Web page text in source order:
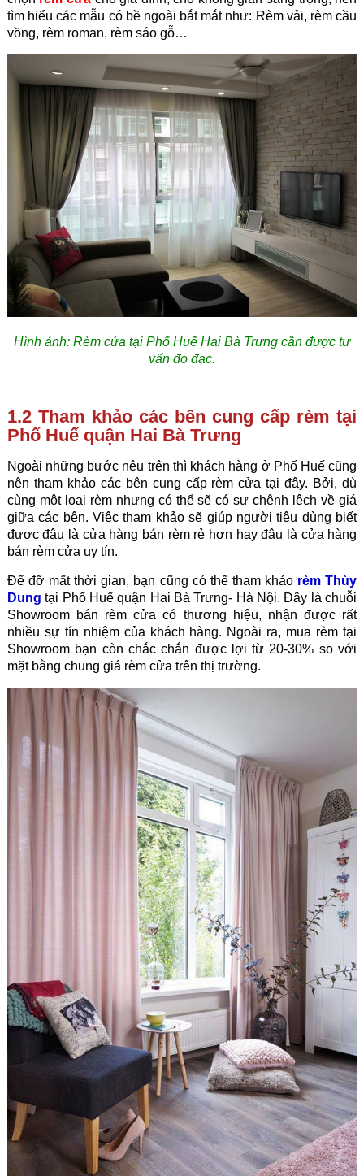
tìm hiểu các mẫu có bề ngoài bắt mắt như: Rèm vải, rèm cầu
vồng, rèm roman, rèm sáo gỗ…
Hình ảnh: Rèm cửa tại Phố Huế Hai Bà Trưng cần được tư
vấn đo đạc.
1.2 Tham khảo các bên cung cấp rèm tại
Phố Huế quận Hai Bà Trưng
Ngoài những bước nêu trên thì khách hàng ở Phố Huế cũng
nên tham khảo các bên cung cấp rèm cửa tại đây. Bởi, dù
cùng một loại rèm nhưng có thể sẽ có sự chênh lệch về giá
giữa các bên. Việc tham khảo sẽ giúp người tiêu dùng biết
được đâu là cửa hàng bán rèm rẻ hơn hay đâu là cửa hàng
bán rèm cửa uy tín.
Để đỡ mất thời gian, bạn cũng có thể tham khảo rèm Thùy
Dung tại Phố Huế quận Hai Bà Trưng- Hà Nội. Đây là chuỗi
Showroom bán rèm cửa có thương hiệu, nhận được rất
nhiều sự tín nhiệm của khách hàng. Ngoài ra, mua rèm tại
Showroom bạn còn chắc chắn được lợi từ 20-30% so với
mặt bằng chung giá rèm cửa trên thị trường.